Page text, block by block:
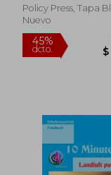
Policy Press, Tapa
Nuevo